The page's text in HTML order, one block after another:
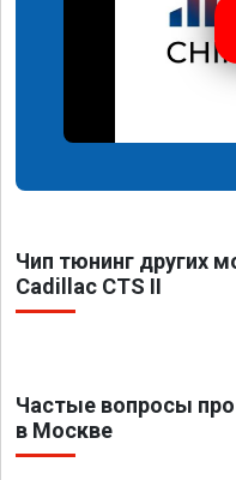
Чип тюнинг других
Cadillac CTS II
Частые вопросы
в Москве